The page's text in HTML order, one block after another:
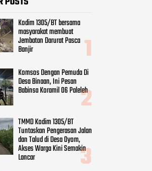
Kodim 1305/BT bersama
masyarakat membuat
Jembatan Darurat Pasca
Banjir
Komsos Dengan Pemuda Di
Desa Binaan, Ini Pesan
Babinsa Koramil 06 Paleleh
TMMD Kodim 1305/BT
Tuntaskan Pengerasan Jalan
dan Talud di Desa Oyom,
Akses Warga Kini Semakin
Lancar